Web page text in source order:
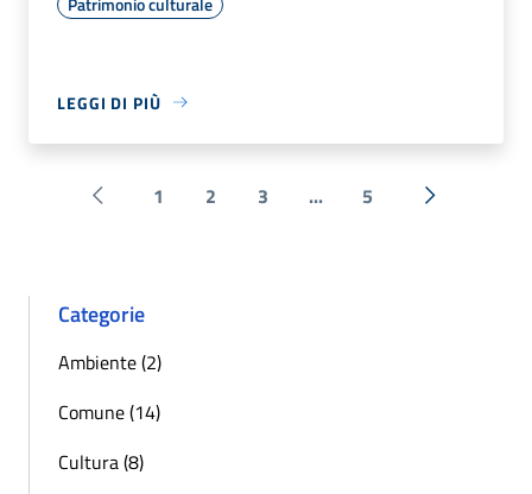
LEGGI DI PIÙ
Pagina precedente
1 2 3 ... 5 Successiva
Categorie
Ambiente (2)
Comune (14)
Cultura (8)